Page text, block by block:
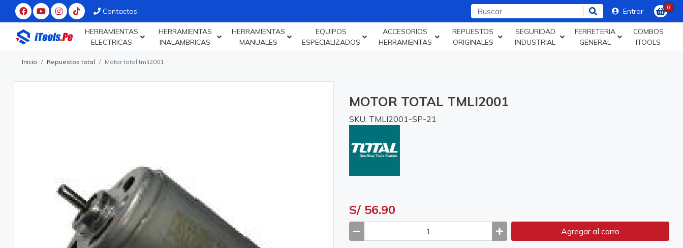
Contactos Entrar 0
HERRAMIENTAS
ELECTRICAS
HERRAMIENTAS
INALAMBRICAS
HERRAMIENTAS
MANUALES
EQUIPOS
ESPECIALIZADOS
ACCESORIOS
HERRAMIENTAS
REPUESTOS
ORIGINALES
SEGURIDAD
INDUSTRIAL
FERRETERIA
GENERAL
COMBOS
ITOOLS
Inicio Repuestos total Motor total tmli2001
MOTOR TOTAL TMLI2001
SKU: TMLI2001-SP-21
S/ 56.90
Agregaral carro